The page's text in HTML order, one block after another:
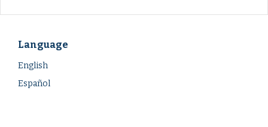
Language
English
Español